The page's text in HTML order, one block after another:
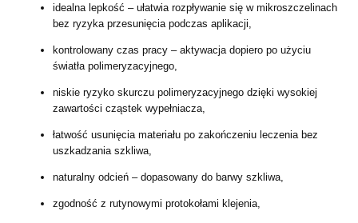
idealna lepkość – ułatwia rozpływanie się w mikroszczelinach
bez ryzyka przesunięcia podczas aplikacji,
kontrolowany czas pracy – aktywacja dopiero po użyciu
światła polimeryzacyjnego,
niskie ryzyko skurczu polimeryzacyjnego dzięki wysokiej
zawartości cząstek wypełniacza,
łatwość usunięcia materiału po zakończeniu leczenia bez
uszkadzania szkliwa,
naturalny odcień – dopasowany do barwy szkliwa,
zgodność z rutynowymi protokołami klejenia,